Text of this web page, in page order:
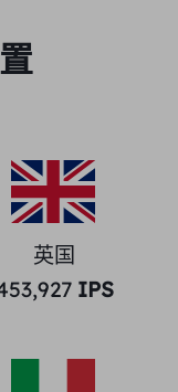
英国
IPS